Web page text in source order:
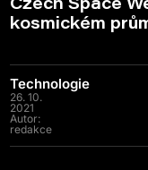
kosmickém
Technologie
26. 10.
2021
Autor:
redakce